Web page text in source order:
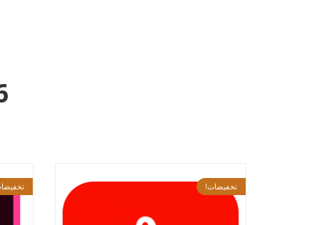
6
تخفيضات! تخفيضات!